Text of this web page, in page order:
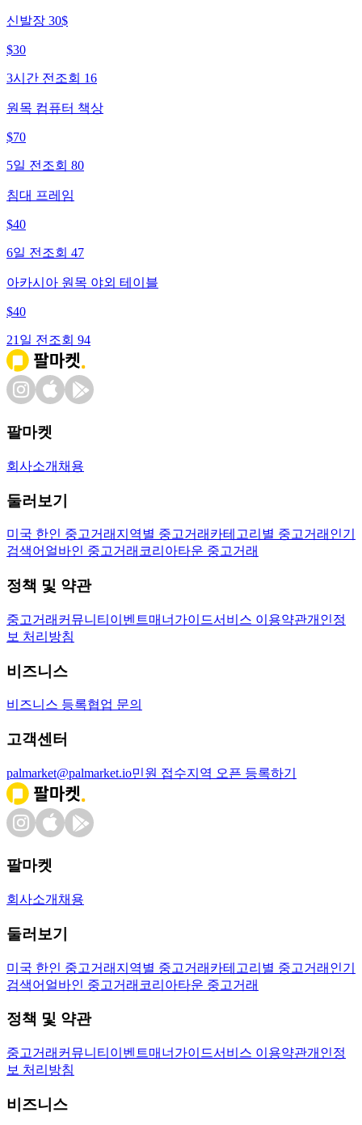
신발장 30$
$30
3시간 전 조회 16
원목 컴퓨터 책상
$70
5일 전 조회 80
침대 프레임
$40
6일 전 조회 47
아카시아 원목 야외 테이블
$40
21일 전 조회 94
팔마켓
회사소개 채용
둘러보기
미국 한인 중고거래 지역별 중고거래 카테고리별 중고거래 인기
검색어 얼바인 중고거래 코리아타운 중고거래
정책 및 약관
중고거래 커뮤니티 이벤트매너가이드서비스 이용약관개인정
보 처리방침
비즈니스
비즈니스 등록협업 문의
고객센터
palmarket@palmarket.io민원 접수지역 오픈 등록하기
팔마켓
회사소개 채용
둘러보기
미국 한인 중고거래 지역별 중고거래 카테고리별 중고거래 인기
검색어 얼바인 중고거래 코리아타운 중고거래
정책 및 약관
중고거래 커뮤니티 이벤트매너가이드서비스 이용약관개인정
보 처리방침
비즈니스